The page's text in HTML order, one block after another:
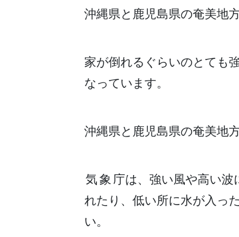
沖縄県と 鹿児島県の奄美地
家が倒 れるぐらいのとても
なっています。
沖縄県と 鹿児島県の奄美地
気象庁は、 強い風や高い波
れたり、 低い所に水が入 っ
い。